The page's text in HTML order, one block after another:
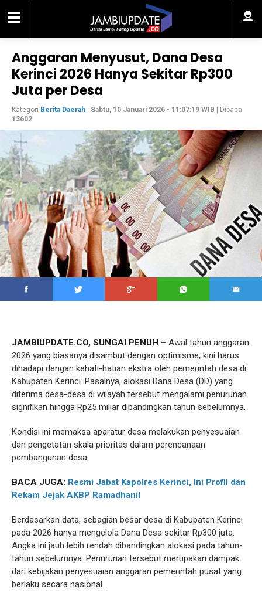
Anggaran Menyusut, Dana Desa
Kerinci 2026 Hanya Sekitar Rp300
Juta per Desa
Kategori Berita Daerah - Sabtu, 10 Januari 2026 - 11:07:19 WIB | Dibaca:
13602
JAMBIUPDATE.CO, SUNGAI PENUH – Awal tahun anggaran
2026 yang biasanya disambut dengan optimisme, kini harus
dihadapi dengan kehati-hatian ekstra oleh pemerintah desa di
Kabupaten Kerinci. Pasalnya, alokasi Dana Desa (DD) yang
diterima desa-desa di wilayah tersebut mengalami penurunan
signifikan hingga Rp25 miliar dibandingkan tahun sebelumnya.
Kondisi ini memaksa aparatur desa melakukan penyesuaian
dan pengetatan skala prioritas dalam perencanaan
pembangunan desa.
BACA JUGA: Resmi Jabat Kapolres Kerinci, Ini Profil dan
Rekam Jejak AKBP Ramadhanil
Berdasarkan data, sebagian besar desa di Kabupaten Kerinci
pada 2026 hanya mengelola Dana Desa sekitar Rp300 juta.
Angka ini jauh lebih rendah dibandingkan alokasi pada tahun-
tahun sebelumnya. Penurunan tersebut merupakan dampak
dari kebijakan penyesuaian anggaran pemerintah pusat yang
berlaku secara nasional.